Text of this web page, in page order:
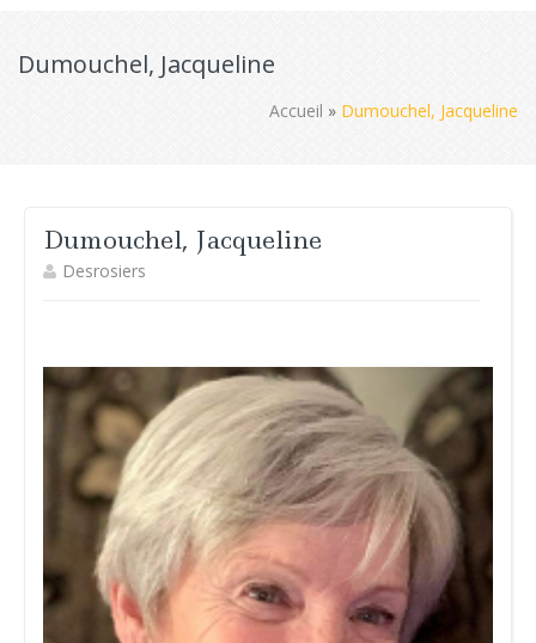
Dumouchel, Jacqueline
Accueil » Dumouchel, Jacqueline
Dumouchel, Jacqueline
Desrosiers